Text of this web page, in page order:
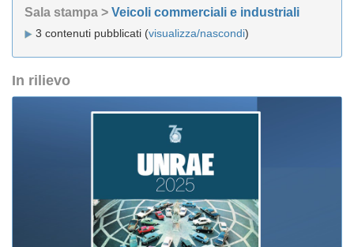
Sala stampa > Veicoli commerciali e industriali
3 contenuti pubblicati (visualizza/nascondi)
In rilievo